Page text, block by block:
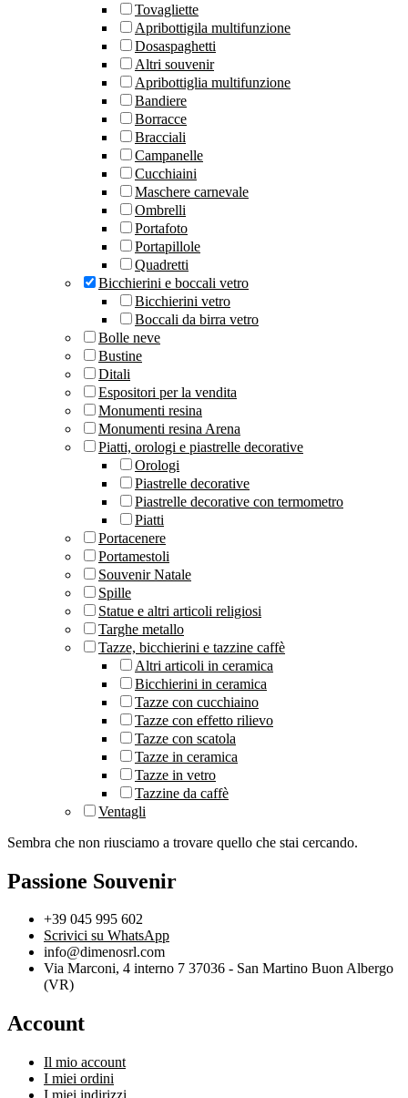
Tovagliette
Apribottigila multifunzione
Dosaspaghetti
Altri souvenir
Apribottiglia multifunzione
Bandiere
Borracce
Bracciali
Campanelle
Cucchiaini
Maschere carnevale
Ombrelli
Portafoto
Portapillole
Quadretti
Bicchierini e boccali vetro
Bicchierini vetro
Boccali da birra vetro
Bolle neve
Bustine
Ditali
Espositori per la vendita
Monumenti resina
Monumenti resina Arena
Piatti, orologi e piastrelle decorative
Orologi
Piastrelle decorative
Piastrelle decorative con termometro
Piatti
Portacenere
Portamestoli
Souvenir Natale
Spille
Statue e altri articoli religiosi
Targhe metallo
Tazze, bicchierini e tazzine caffè
Altri articoli in ceramica
Bicchierini in ceramica
Tazze con cucchiaino
Tazze con effetto rilievo
Tazze con scatola
Tazze in ceramica
Tazze in vetro
Tazzine da caffè
Ventagli
Sembra che non riusciamo a trovare quello che stai cercando.
Passione Souvenir
+39 045 995 602
Scrivici su WhatsApp
info@dimenosrl.com
Via Marconi, 4 interno 7 37036 - San Martino Buon Albergo
(VR)
Account
Il mio account
I miei ordini